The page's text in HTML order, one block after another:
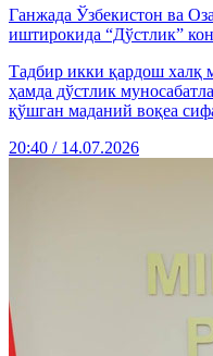
Ганжада Ўзбекистон ва
иштирокида “Дўстлик”
Тадбир икки қардош халқ
ҳамда дўстлик
қўшган маданий воқеа
20:40 / 14.07.2026